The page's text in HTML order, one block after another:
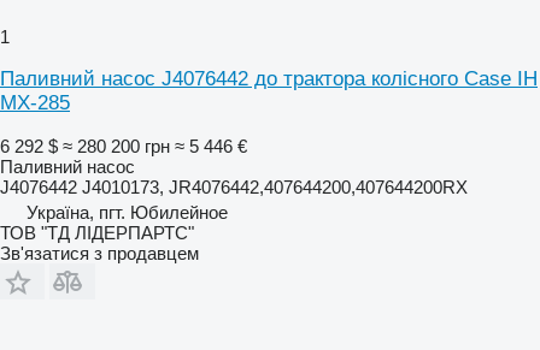
1
Паливний насос J4076442 до трактора колісного Case IH
МХ-285
6 292 $ ≈ 280 200 грн ≈ 5 446 €
Паливний насос
J4076442 J4010173, JR4076442,407644200,407644200RX
Україна, пгт. Юбилейное
ТОВ "ТД ЛІДЕРПАРТС"
Зв'язатися з продавцем